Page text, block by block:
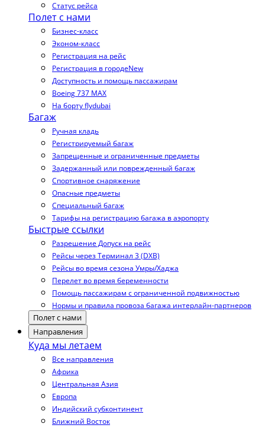
Статус рейса
Полет с нами
Бизнес-класс
Эконом-класс
Регистрация на рейс
Регистрация в городеNew
Доступность и помощь пассажирам
Boeing 737 MAX
На борту flydubai
Багаж
Ручная кладь
Регистрируемый багаж
Запрещенные и ограниченные предметы
Задержанный или поврежденный багаж
Спортивное снаряжение
Опасные предметы
Специальный багаж
Тарифы на регистрацию багажа в аэропорту
Быстрые ссылки
Разрешение Допуск на рейс
Рейсы через Терминал 3 (DXB)
Рейсы во время сезона Умры/Хаджа
Перелет во время беременности
Помощь пассажирам с ограниченной подвижностью
Нормы и правила провоза багажа интерлайн-партнеров
Полет с нами
Направления
Куда мы летаем
Все направления
Африка
Центральная Азия
Европа
Индийский субконтинент
Ближний Восток